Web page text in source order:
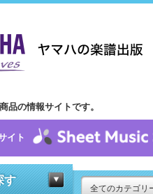
品の情報サイトです。
イト
す
全てのカテゴリ